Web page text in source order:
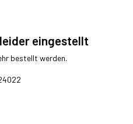
eingestellt
bestellt werden.